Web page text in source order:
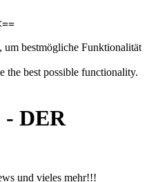
um bestmögliche Funktionalität
the best possible functionality.
DER
und vieles mehr!!!